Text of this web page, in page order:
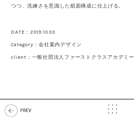
つつ、洗練さを意識した紙面構成に仕上げる。
DATE：2019.10.03
Category：会社案内デザイン
client：一般社団法人ファーストクラスアカデミー